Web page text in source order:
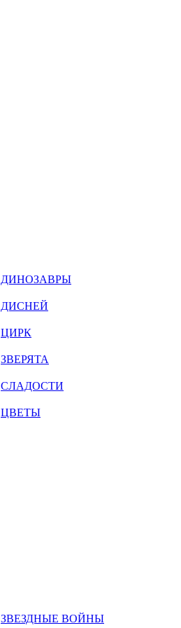
ДИНОЗАВРЫ
ДИСНЕЙ
ЦИРК
ЗВЕРЯТА
СЛАДОСТИ
ЦВЕТЫ
ЗВЕЗДНЫЕ ВОЙНЫ